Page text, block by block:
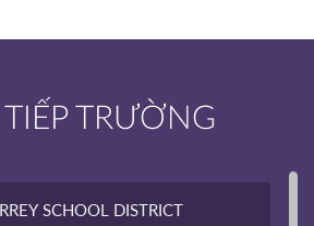
TRƯỜNG
SCHOOL DISTRICT